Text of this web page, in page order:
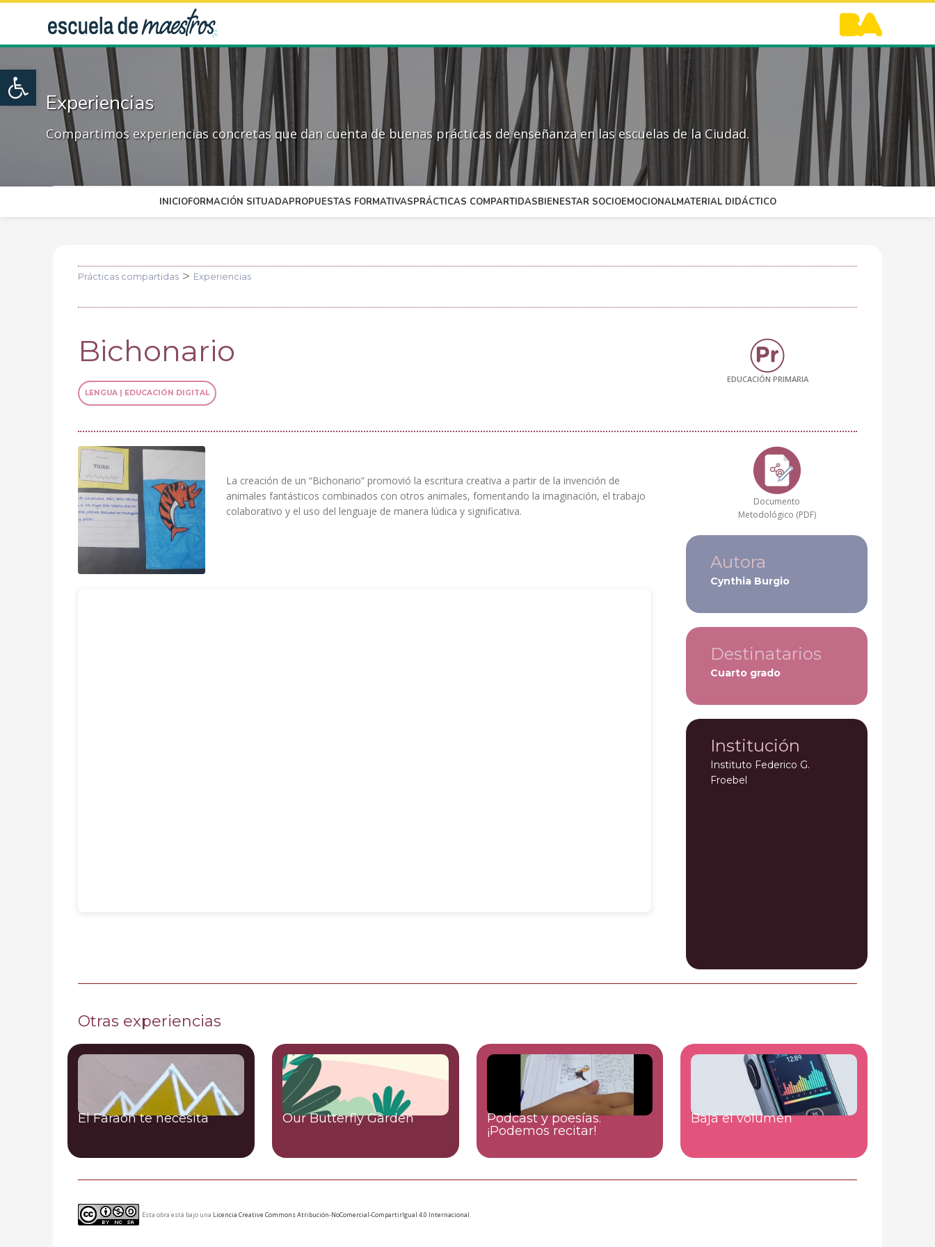
Open toolbar
Experiencias
Compartimos experiencias concretas que dan cuenta de buenas prácticas de enseñanza en las escuelas de la Ciudad.
INICIOFORMACIÓN SITUADAPROPUESTAS FORMATIVASPRÁCTICAS COMPARTIDASBIENESTAR SOCIOEMOCIONALMATERIAL DIDÁCTICO
Prácticas compartidas> Experiencias
Bichonario
LENGUA | EDUCACIÓN DIGITAL
EDUCACIÓN PRIMARIA
La creación de un “Bichonario” promovió la escritura creativa a partir de la invención de
animales fantásticos combinados con otros animales, fomentando la imaginación, el trabajo
colaborativo y el uso del lenguaje de manera lúdica y significativa.
Documento
Metodológico (PDF)
Autora
Cynthia Burgio
Destinatarios
Cuarto grado
Institución
Instituto Federico G.
Froebel
Otras experiencias
El Faraón te necesita Our Butterfly Garden
Podcast y poesías.
¡Podemos recitar!
Bajá el volumen
Esta obra está bajo una Licencia Creative Commons Atribución-NoComercial-CompartirIgual 4.0 Internacional.